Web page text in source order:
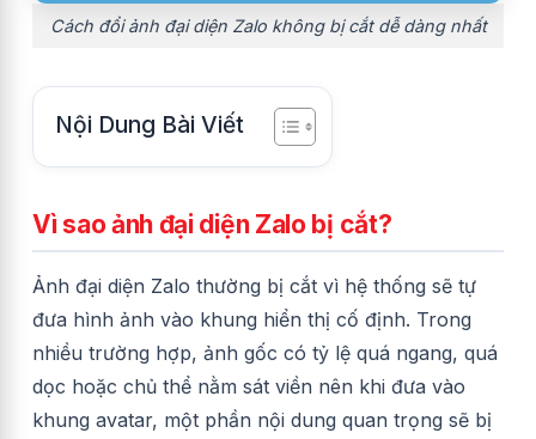
Cách đổi ảnh đại diện Zalo không bị cắt dễ dàng nhất
Nội Dung Bài Viết
Vì sao ảnh đại diện Zalo bị cắt?
Ảnh đại diện Zalo thường bị cắt vì hệ thống sẽ tự
đưa hình ảnh vào khung hiển thị cố định. Trong
nhiều trường hợp, ảnh gốc có tỷ lệ quá ngang, quá
dọc hoặc chủ thể nằm sát viền nên khi đưa vào
khung avatar, một phần nội dung quan trọng sẽ bị